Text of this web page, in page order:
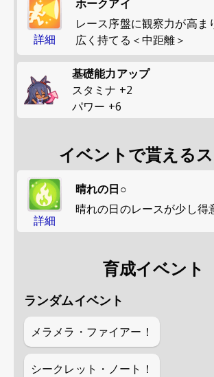
詳細
ホークアイ
レース序盤に観察力が高ま
広く持てる＜中距離＞
基礎能力アップ
スタミナ +2
パワー +6
イベントで貰える
詳細
晴れの日○
晴れの日のレースが少し得
育成イベント
ランダムイベント
メラメラ・ファイアー！
シークレット・ノート！